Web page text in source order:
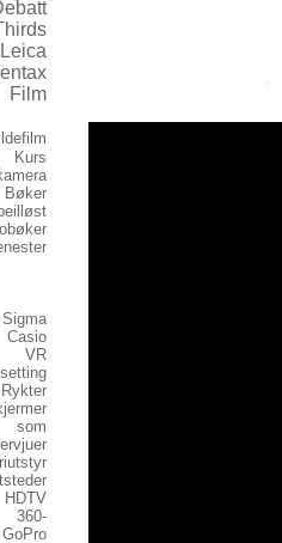
Leica
Film
Kurs
Bøker
Sigma
Casio
VR
Rykter
som
HDTV
360-
GoPro